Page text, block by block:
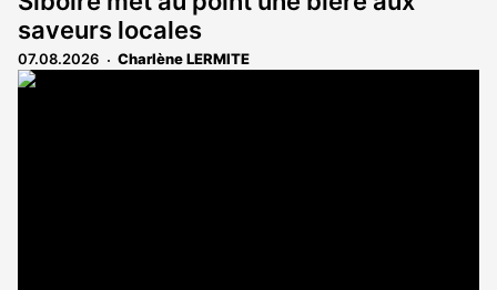
saveurs locales
07.08.2026 Charlène LERMITE